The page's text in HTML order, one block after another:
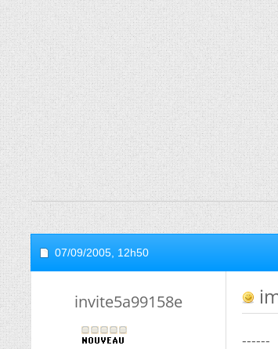
07/09/2005, 12h50
invite5a99158e
------